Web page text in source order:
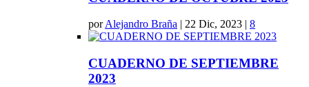
porAlejandro Braña | 22 Dic, 2023 | 8
CUADERNO DE SEPTIEMBRE
2023